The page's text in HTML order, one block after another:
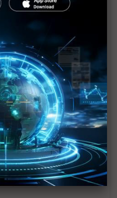
規模不及南亞海嘯
地震度
戶房屋毀損
抵達美國
2 >>